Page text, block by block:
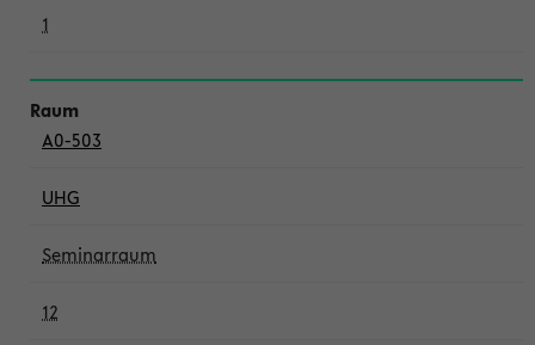
1
A0-503
UHG
Seminarraum
12